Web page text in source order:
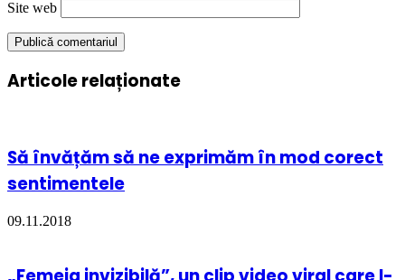
Site web
Articole relaționate
Să învățăm să ne exprimăm în mod corect
sentimentele
09.11.2018